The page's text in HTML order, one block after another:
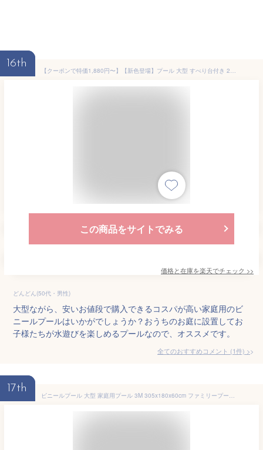
16th
【クーポンで特価1,880円〜】【新色登場】プール 大型 すべり台付き 2m/2.4m/2.5m/3m 電動ポンプ付き ビニールプール 家庭用プール ファミリープール 大型プール ガーデンプール レジャープール エアープール プレイプール 家庭用 屋外用 長方形 子供用 キッズ 大人
この商品をサイトでみる
価格と在庫を楽天でチェック >>
どんどん(50代・男性)
大型ながら、安いお値段で購入できるコスパが高い家庭用のビ
ニールプールはいかがでしょうか？おうちのお庭に設置してお
子様たちが水遊びを楽しめるプールなので、オススメです。
全てのおすすめコメント (1件) >
17th
ビニールプール 大型 家庭用プール 3M 305x180x60cm ファミリープール 大容量 3つ気室 夏の日 スイミング 屋内 屋外用 暑さ対策 水遊び お庭用 ビーチ用